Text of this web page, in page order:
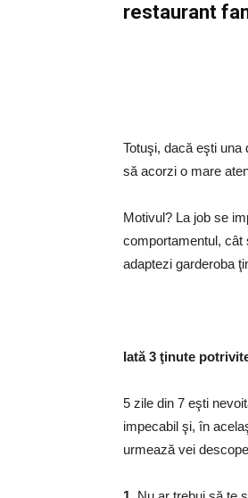
restaurant
Totuşi, dacă eşti
să acorzi o mare
Motivul? La job se
comportamentul, cât
adaptezi garderoba
Iată 3 ţinute
5 zile din 7 eşti
impecabil şi, în
urmează vei